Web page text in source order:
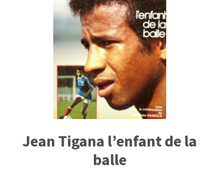
Jean Tigana l’enfant de la
balle